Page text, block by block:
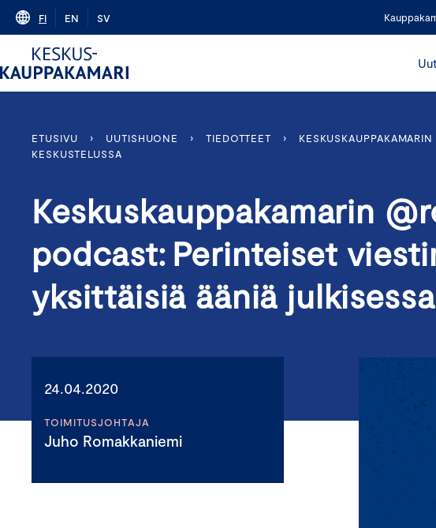
Skip
content
FI EN SV
ETUSIVU › UUTISHUONE › TIEDOTTEET ›
KESKUSTELUSSA
Keskuskauppakamarin
podcast: Perinteiset
yksittäisiä ääniä
24.04.2020
TOIMITUSJOHTAJA
Juho Romakkaniemi